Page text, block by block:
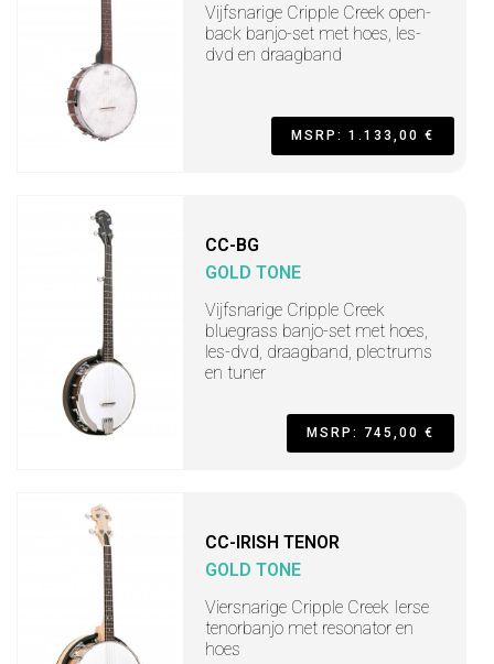
Vijfsnarige Cripple Creek open-
back banjo-set met hoes, les-
dvd en draagband
MSRP: 1.133,00 €
CC-BG
GOLD TONE
Vijfsnarige Cripple Creek
bluegrass banjo-set met hoes,
les-dvd, draagband, plectrums
en tuner
MSRP: 745,00 €
CC-IRISH TENOR
GOLD TONE
Viersnarige Cripple Creek Ierse
tenorbanjo met resonator en
hoes